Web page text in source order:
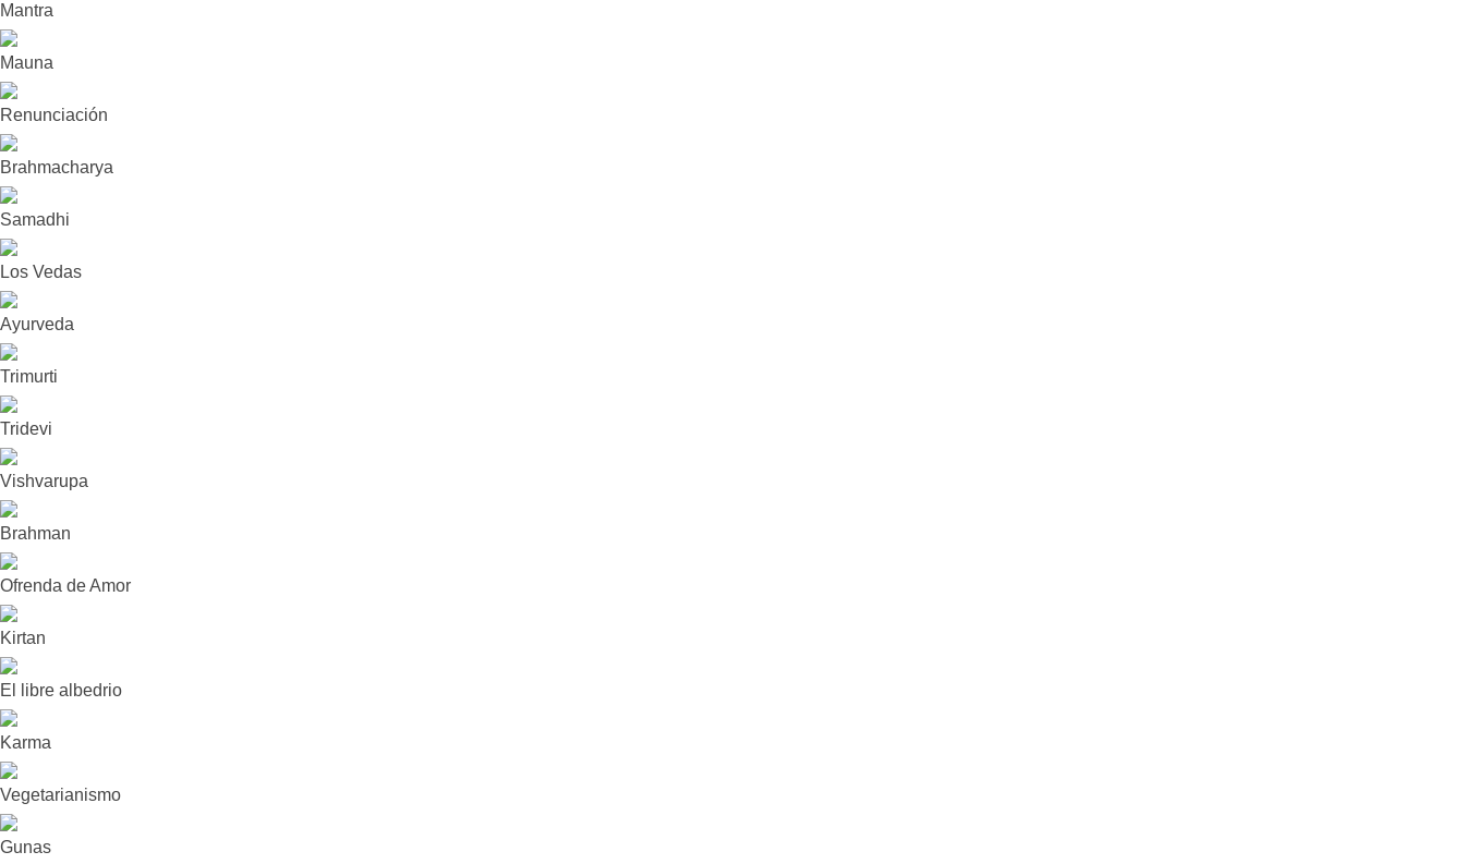
Mantra
Mauna
Renunciación
Brahmacharya
Samadhi
Los Vedas
Ayurveda
Trimurti
Tridevi
Vishvarupa
Brahman
Ofrenda de Amor
Kirtan
El libre albedrio
Karma
Vegetarianismo
Gunas